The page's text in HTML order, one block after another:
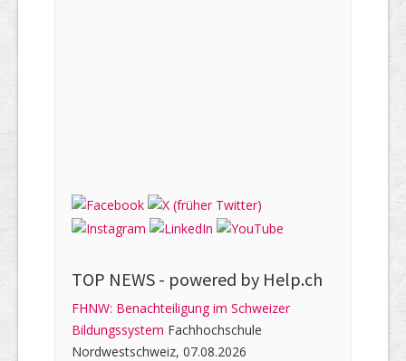
TOP NEWS - powered by Help.ch
FHNW: Benachteiligung im Schweizer
Bildungssystem Fachhochschule
Nordwestschweiz, 07.08.2026